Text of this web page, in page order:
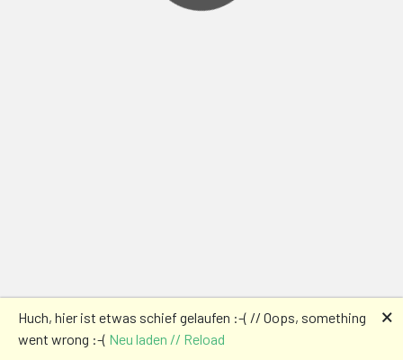
Huch, hier ist etwas schief gelaufen :-( // Oops, something
went wrong :-( Neu laden // Reload
🗙